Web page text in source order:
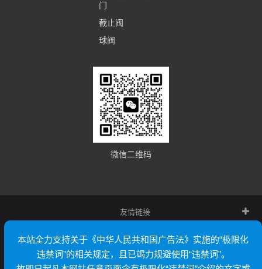
门
截止阀
球阀
微信二维码
友情链接
本站全力支持关于《中华人民共和国广告法》实施的“极限化
违禁词”的相关规定，且已竭力规避使用“违禁词”。